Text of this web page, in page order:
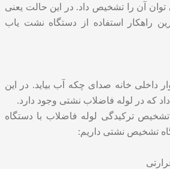
آن را تشخیص داد. در این حالت یعنی
راهکار استفاده از دستگاه نشت یاب
داخلی خانه صدای چکه آب بیاید. در این
که در لوله فاضلاب نشتی وجود دارد.
تشخیص ترکیدگی لوله فاضلاب با دستگاه
تشخیص نشتی داریم: